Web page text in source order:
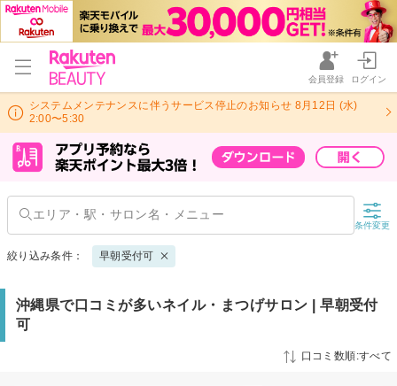
会員登録 ログイン
システムメンテナンスに伴うサービス停止のお知らせ 8月12日 (水)
2:00〜5:30
条件変更
絞り込み条件： 早朝受付可
沖縄県で口コミが多いネイル・まつげサロン | 早朝受付
可
口コミ数順:すべて